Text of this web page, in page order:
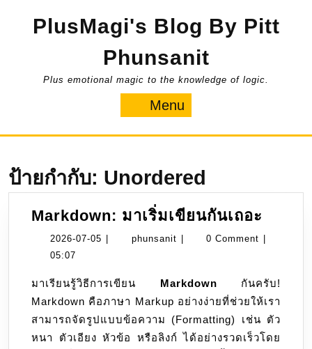
PlusMagi's Blog By Pitt
Phunsanit
Plus emotional magic to the knowledge of logic.
Menu
ป้ายกำกับ: Unordered
Markdown: มาเริ่มเขียนกันเถอะ
มา
กัน
เถอะ
2026-07-05 2026- phunsanit phunsanit0 Comment
05:07
มาเรียนรู้วิธีการเขียน Markdown กันครับ!
Markdown คือภาษา Markup อย่างง่ายที่ช่วยให้เรา
สามารถจัดรูปแบบข้อความ (Formatting) เช่น ตัว
หนา ตัวเอียง หัวข้อ หรือลิงก์ ได้อย่างรวดเร็วโดย